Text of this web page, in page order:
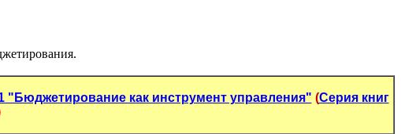
"Бюджетирование как инструмент управления" (Серия книг